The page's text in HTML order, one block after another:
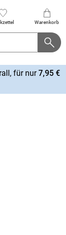
Warenkorb
für nur7,95 €